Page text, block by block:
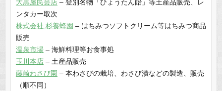
大黒屋民芸店– 登別名物「ひょうたん飴」等土産品販売、レ
ンタカー取次
株式会社 杉養蜂園 – はちみつソフトクリーム等はちみつ商品
販売
温泉市場– 海鮮料理等お食事処
玉川本店– 土産品販売
藤崎わさび園 – 本わさびの栽培、わさび漬などの製造、販売
（順不同）